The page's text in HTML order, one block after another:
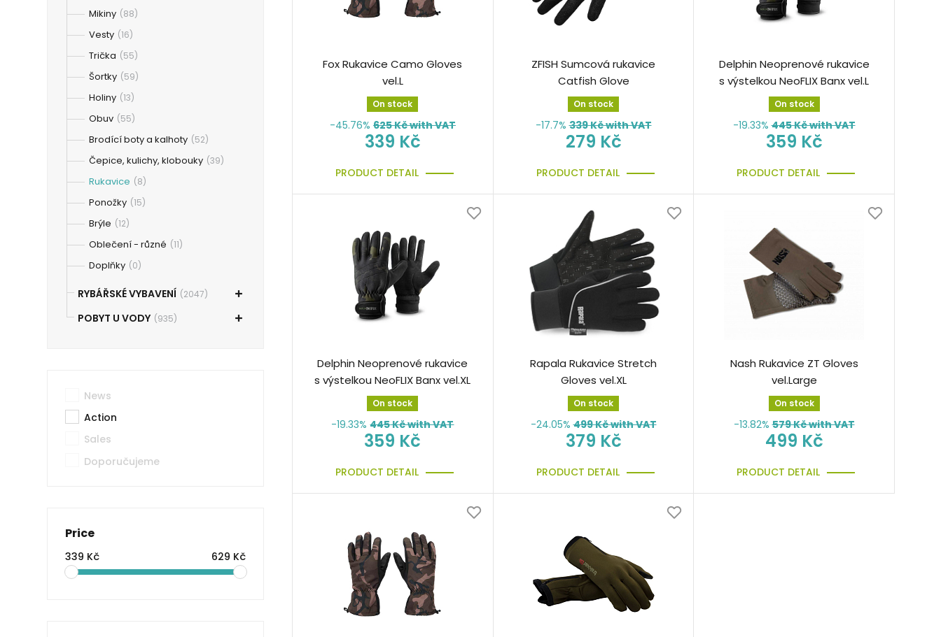
Mikiny (88)
Vesty (16)
Trička (55)
Šortky (59)
Holiny (13)
Obuv (55)
Brodící boty a kalhoty (52)
Čepice, kulichy, klobouky (39)
Rukavice (8)
Ponožky (15)
Brýle (12)
Oblečení - různé (11)
Doplňky (0)
RYBÁŘSKÉ VYBAVENÍ (2047)
POBYT U VODY (935)
News
Action
Sales
Doporučujeme
Price
339 Kč 629 Kč
Fox Rukavice Camo Gloves
vel.L
On stock
-45.76% 625Kč with VAT
339 Kč
PRODUCT DETAIL
ZFISH Sumcová rukavice
Catfish Glove
On stock
-17.7% 339Kč with VAT
279 Kč
PRODUCT DETAIL
Delphin Neoprenové rukavice
s výstelkou NeoFLIX Banx vel.L
On stock
-19.33% 445Kč with VAT
359 Kč
PRODUCT DETAIL
Delphin Neoprenové rukavice
s výstelkou NeoFLIX Banx vel.XL
On stock
-19.33% 445Kč with VAT
359 Kč
PRODUCT DETAIL
Rapala Rukavice Stretch
Gloves vel.XL
On stock
-24.05% 499Kč with VAT
379 Kč
PRODUCT DETAIL
Nash Rukavice ZT Gloves
vel.Large
On stock
-13.82% 579Kč with VAT
499 Kč
PRODUCT DETAIL